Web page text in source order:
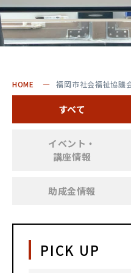
HOME 福岡市社会福祉協議
すべて
イベント・
講座情報
助成金情報
PICK UP